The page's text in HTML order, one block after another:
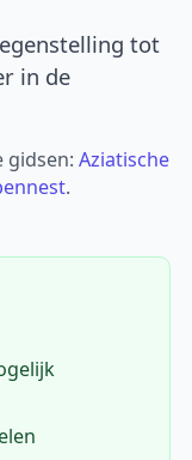
tot
in de
gidsen:Aziatische
.